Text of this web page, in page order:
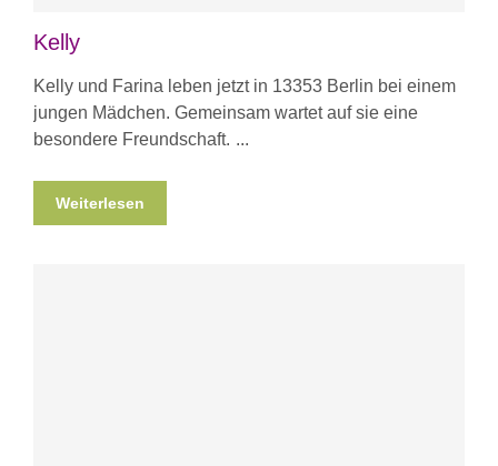
Kelly
Kelly und Farina leben jetzt in 13353 Berlin bei einem
jungen Mädchen. Gemeinsam wartet auf sie eine
besondere Freundschaft.
Weiterlesen